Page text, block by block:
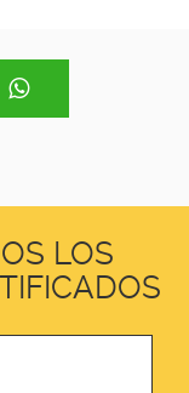
LOS